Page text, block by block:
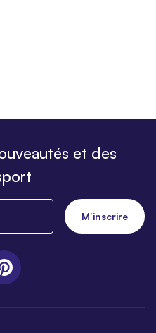
et des
M’inscrire